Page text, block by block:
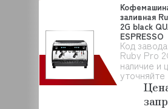
Код
Ruby Pro
наличие и
уточняйте
заливная
2G black
ESPRESSO